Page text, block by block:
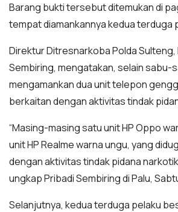
Barang bukti tersebut ditemukan di
tempat diamankannya kedua terduga
Direktur Ditresnarkoba Polda Sulteng,
Sembiring, mengatakan, selain sabu-
mengamankan dua unit telepon
berkaitan dengan aktivitas tindak
“Masing-masing satu unit HP Oppo
unit HP Realme warna ungu, yang
dengan aktivitas tindak pidana
ungkap Pribadi Sembiring di Palu,
Selanjutnya, kedua terduga pelaku